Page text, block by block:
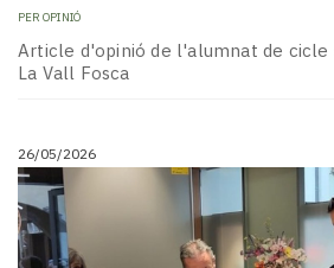
PER OPINIÓ
Article d'opinió de l'alumnat de cicle
La Vall Fosca
26/05/2026